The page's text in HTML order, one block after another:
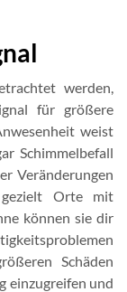
werden,
für größere
weist
Schimmelbefall
Veränderungen
Orte mit
können sie dir
Schäden
einzugreifen und